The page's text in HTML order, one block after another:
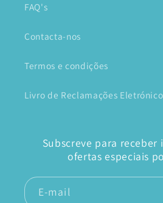
FAQ's
Contacta-nos
Termos e condições
Livro de Reclamações Eletrónico
Subscreve para receber
ofertas especiais
E-mail